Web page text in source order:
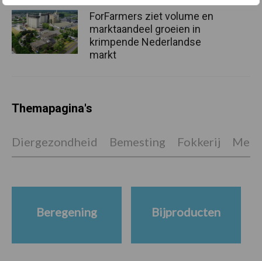
ForFarmers ziet volume en
marktaandeel groeien in
krimpende Nederlandse
markt
Themapagina's
Diergezondheid Bemesting Fokkerij
Beregening Bijproducten